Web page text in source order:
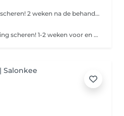
24 uur voor de behandeling scheren! 2 weken na de behandeling geen zon, zonnebank of bruiningscrème gebruiken
24-48 uur voor de behandeling scheren! 1-2 weken voor en na de behandeling geen zon, zonnebank of bruiningscrème gebruiken